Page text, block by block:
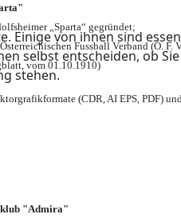
Einige von ihnen sind
selbst entscheiden, ob
stehen.
„Sparta“ gegründet;
Fussball Verband (Ö.
vom 01.10.1910)
(CDR, AI EPS, PDF)
"Admira"